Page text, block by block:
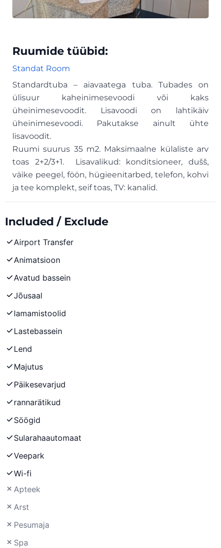
Ruumide tüübid:
Standat Room
Standardtuba – aiavaatega tuba. Tubades on
ülisuur kaheinimesevoodi või kaks
üheinimesevoodit. Lisavoodi on lahtikäiv
üheinimesevoodi. Pakutakse ainult ühte
lisavoodit.
Ruumi suurus 35 m2. Maksimaalne külaliste arv
toas 2+2/3+1. Lisavalikud: konditsioneer, dušš,
väike peegel, föön, hügieenitarbed, telefon, kohvi
ja tee komplekt, seif toas, TV: kanalid.
Included / Exclude
Airport Transfer
Animatsioon
Avatud bassein
Jõusaal
lamamistoolid
Lastebassein
Lend
Majutus
Päikesevarjud
rannarätikud
Söögid
Sularahaautomaat
Veepark
Wi-fi
Apteek
Arst
Pesumaja
Spa